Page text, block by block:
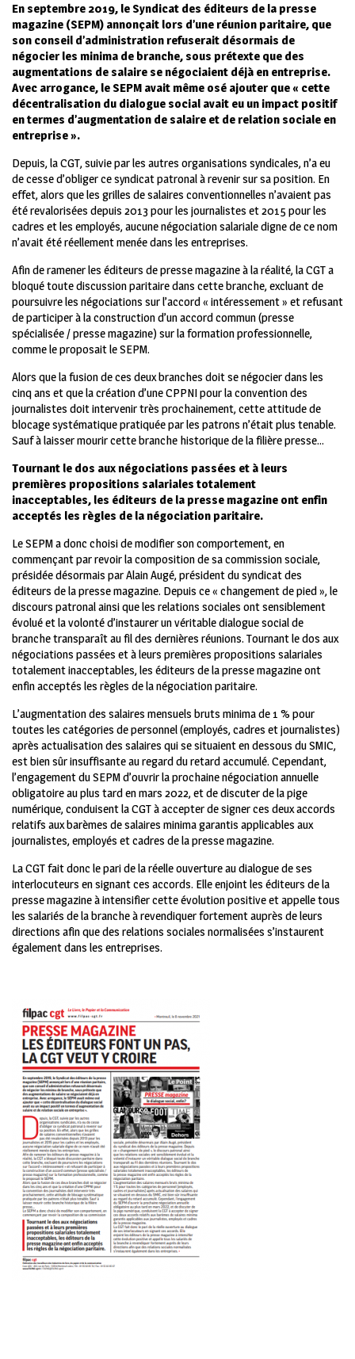
En septembre 2019, le Syndicat des éditeurs de la presse
magazine (SEPM) annonçait lors d’une réunion paritaire, que
son conseil d’administration refuserait désormais de
négocier les minima de branche, sous prétexte que des
augmentations de salaire se négociaient déjà en entreprise.
Avec arrogance, le SEPM avait même osé ajouter que « cette
décentralisation du dialogue social avait eu un impact positif
en termes d’augmentation de salaire et de relation sociale en
entreprise ».
Depuis, la CGT, suivie par les autres organisations syndicales, n’a eu
de cesse d’obliger ce syndicat patronal à revenir sur sa position. En
effet, alors que les grilles de salaires conventionnelles n’avaient pas
été revalorisées depuis 2013 pour les journalistes et 2015 pour les
cadres et les employés, aucune négociation salariale digne de ce nom
n’avait été réellement menée dans les entreprises.
Afin de ramener les éditeurs de presse magazine à la réalité, la CGT a
bloqué toute discussion paritaire dans cette branche, excluant de
poursuivre les négociations sur l’accord « intéressement » et refusant
de participer à la construction d’un accord commun (presse
spécialisée / presse magazine) sur la formation professionnelle,
comme le proposait le SEPM.
Alors que la fusion de ces deux branches doit se négocier dans les
cinq ans et que la création d’une CPPNI pour la convention des
journalistes doit intervenir très prochainement, cette attitude de
blocage systématique pratiquée par les patrons n’était plus tenable.
Sauf à laisser mourir cette branche historique de la filière presse…
Tournant le dos aux négociations passées et à leurs
premières propositions salariales totalement
inacceptables, les éditeurs de lapresse magazine ont enfin
acceptés les règles de la négociation paritaire.
Le SEPM a donc choisi de modifier son comportement, en
commençant par revoir la composition de sa commission sociale,
présidée désormais par Alain Augé, président du syndicat des
éditeurs de la presse magazine. Depuis ce « changement de pied », le
discours patronal ainsi que les relations sociales ont sensiblement
évolué et la volonté d’instaurer un véritable dialogue social de
branche transparaît au fil des dernières réunions. Tournant le dos aux
négociations passées et à leurs premières propositions salariales
totalement inacceptables, les éditeurs de la presse magazine ont
enfin acceptés les règles de la négociation paritaire.
L’augmentation des salaires mensuels bruts minima de 1 % pour
toutes les catégories de personnel (employés, cadres et journalistes)
après actualisation des salaires qui se situaient en dessous du SMIC,
est bien sûr insuffisante au regard du retard accumulé. Cependant,
l’engagement du SEPM d’ouvrir la prochaine négociation annuelle
obligatoire au plus tard en mars 2022, et de discuter de la pige
numérique, conduisent la CGT à accepter de signer ces deux accords
relatifs aux barèmes de salaires minima garantis applicables aux
journalistes, employés et cadres de la presse magazine.
La CGT fait donc le pari de la réelle ouverture au dialogue de ses
interlocuteurs en signant ces accords. Elle enjoint les éditeurs de la
presse magazine à intensifier cette évolution positive et appelle tous
les salariés de la branche à revendiquer fortement auprès de leurs
directions afin que des relations sociales normalisées s’instaurent
également dans les entreprises.